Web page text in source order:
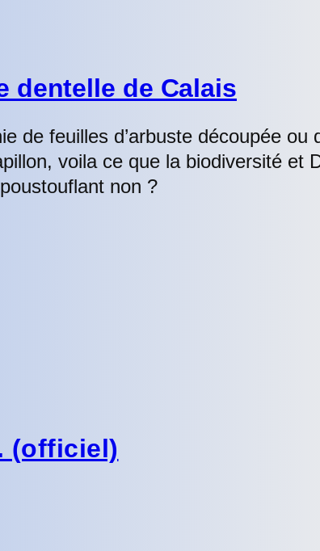
dentelle de Calais
de feuilles d’arbuste découpée
voila ce que la biodiversité
non ?
(officiel)